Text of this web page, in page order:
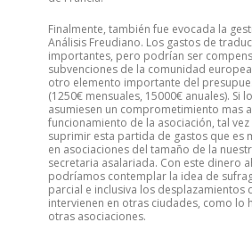
Finalmente, también fue evocada la
Análisis Freudiano. Los gastos de
importantes, pero podrían ser
subvenciones de la comunidad
otro elemento importante del
(1250€ mensuales, 15000€ anuales). Si
asumiesen un comprometimiento mas
funcionamiento de la asociación, tal
suprimir esta partida de gastos que es
en asociaciones del tamaño de la
secretaria asalariada. Con este dinero
podríamos contemplar la idea de
parcial e inclusiva los desplazamientos
intervienen en otras ciudades, como lo
otras asociaciones.